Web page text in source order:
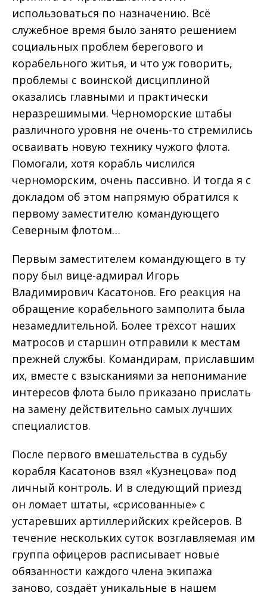
использоваться по назначению. Всё
служебное время было занято решением
социальных проблем берегового и
корабельного житья, и что уж говорить,
проблемы с воинской дисциплиной
оказались главными и практически
неразрешимыми. Черноморские штабы
различного уровня не очень-то стремились
осваивать новую технику чужого флота.
Помогали, хотя корабль числился
черноморским, очень пассивно. И тогда я с
докладом об этом напрямую обратился к
первому заместителю командующего
Северным флотом…
Первым заместителем командующего в ту
пору был вице-адмирал Игорь
Владимирович Касатонов. Его реакция на
обращение корабельного замполита была
незамедлительной. Более трёхсот наших
матросов и старшин отправили к местам
прежней службы. Командирам, приславшим
их, вместе с взысканиями за непонимание
интересов флота было приказано прислать
на замену действительно самых лучших
специалистов.
После первого вмешательства в судьбу
корабля Касатонов взял «Кузнецова» под
личный контроль. И в следующий приезд
он ломает штаты, «срисованные» с
устаревших артиллерийских крейсеров. В
течение нескольких суток возглавляемая им
группа офицеров расписывает новые
обязанности каждого члена экипажа
заново, создаёт уникальные в нашем